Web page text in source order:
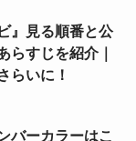
』見る順番と公
らすじを紹介｜
らいに！
バーカラーはこ